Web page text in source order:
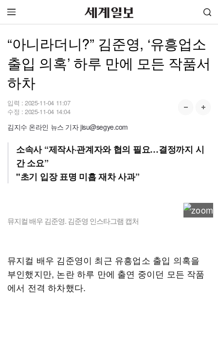
“아니라더니?” 김준영, ‘유흥업소
출입 의혹’ 하루 만에 모든 작품서
하차
입력 : 2025-11-04 11:07
수정 : 2025-11-04 14:04
김지수 온라인 뉴스 기자 jisu@segye.com
소속사 “제작사·관계자와 협의 필요…결정까지 시
간 소요”
"초기 입장 표명 미흡 재차 사과”
뮤지컬 배우 김준영. 김준영 인스타그램 캡처
뮤지컬 배우 김준영이 최근 유흥업소 출입 의혹을
부인했지만, 논란 하루 만에 출연 중이던 모든 작품
에서 전격 하차했다.